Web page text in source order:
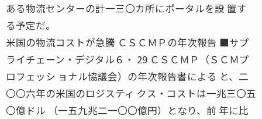
ある物流センターの計一三〇カ所にポータルを設 置す
る予定だ。
米国の物流コストが急騰 ＣＳＣＭＰの年次報告 ■サプ
ライチェーン・デジタル６・ 29 ＣＳＣＭＰ（ＳＣＭプ
ロフェッシ ョナル協議会）の年次報告書による と、二
〇〇六年の米国のロジスティ クス・コストは一兆三〇五
〇億ドル （一五九兆二一〇〇億円）となり、前 年に比